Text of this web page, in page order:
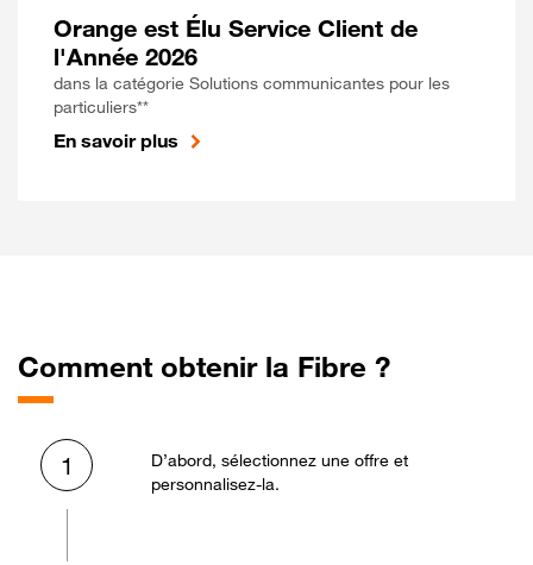
Orange est Élu Service Client de
l'Année 2026
dans la catégorie Solutions communicantes pour les
particuliers**
En savoir plus
Comment obtenir la Fibre ?
1
D’abord, sélectionnez une offre et
personnalisez-la.